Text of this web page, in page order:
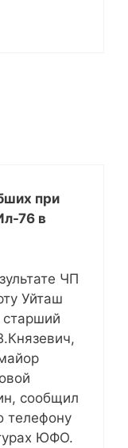
при
76 в
ЧП
Уйташ
сообщил
телефону
ЮФО.